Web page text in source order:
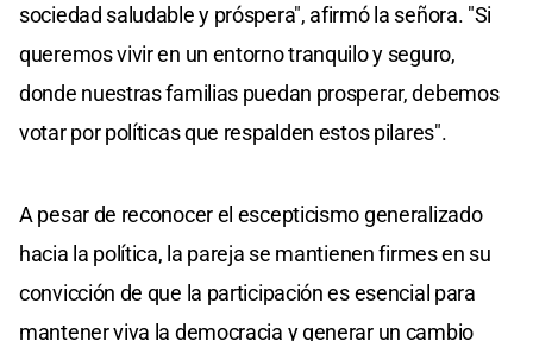
sociedad saludable y próspera", afirmó la señora. "Si
queremos vivir en un entorno tranquilo y seguro,
donde nuestras familias puedan prosperar, debemos
votar por políticas que respalden estos pilares".
A pesar de reconocer el escepticismo generalizado
hacia la política, la pareja se mantienen firmes en su
convicción de que la participación es esencial para
mantener viva la democracia y generar un cambio